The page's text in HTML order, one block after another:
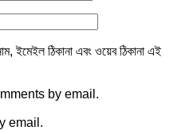
ইমেইল ঠিকানা এবং ওয়েব ঠিকানা এই
by email.
email.